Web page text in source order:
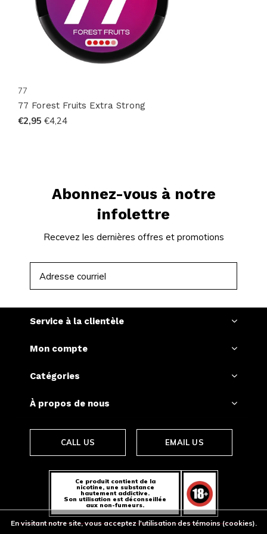
77
77 Forest Fruits Extra Strong
€2,95 €4,24
Abonnez-vous à notre
infolettre
Recevez les dernières offres et promotions
Service à la clientèle
Mon compte
Catégories
À propos de nous
CALL US EMAIL US
Ce produit contient de la
nicotine, une substance
hautement addictive.
Son utilisation est déconseillée
aux non-fumeurs.
En visitant notre site, vous acceptez l'utilisation des témoins (cookies).